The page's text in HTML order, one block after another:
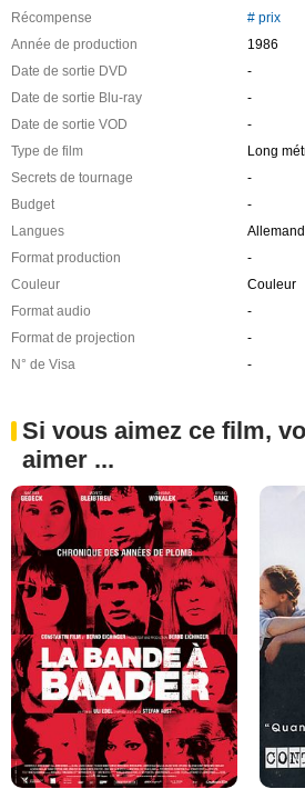
Récompense
# prix
Année de production
1986
Date de sortie DVD
-
Date de sortie Blu-ray
-
Date de sortie VOD
-
Type de film
Long
Secrets de tournage
-
Budget
-
Langues
Allemand
Format production
-
Couleur
Couleur
Format audio
-
Format de projection
-
N° de Visa
-
Si vous aimez ce film,
aimer ...